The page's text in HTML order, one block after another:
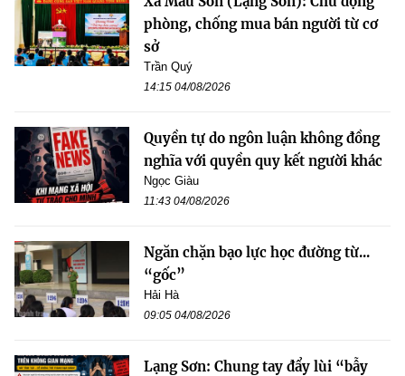
phòng, chống mua bán người từ cơ
sở
Trần Quý
14:15 04/08/2026
Quyền tự do ngôn luận không đồng
nghĩa với quyền quy kết người khác
Ngọc Giàu
11:43 04/08/2026
Ngăn chặn bạo lực học đường từ...
“gốc”
Hải Hà
09:05 04/08/2026
Lạng Sơn: Chung tay đẩy lùi “bẫy